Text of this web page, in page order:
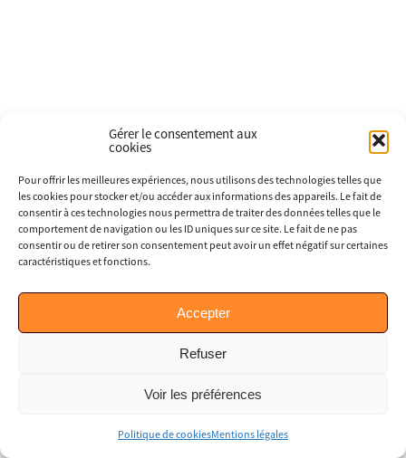
Gérer le consentement aux
cookies
Pour offrir les meilleures expériences, nous utilisons des technologies telles que
les cookies pour stocker et/ou accéder aux informations des appareils. Le fait de
consentir à ces technologies nous permettra de traiter des données telles que le
comportement de navigation ou les ID uniques sur ce site. Le fait de ne pas
consentir ou de retirer son consentement peut avoir un effet négatif sur certaines
caractéristiques et fonctions.
Accepter
Refuser
Voir les préférences
Politique de cookiesMentions légales